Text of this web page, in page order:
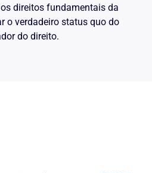
direitos fundamentais da
o verdadeiro status quo do
do direito.